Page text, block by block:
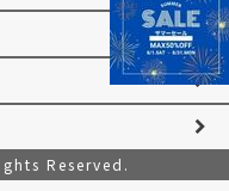
Reserved.